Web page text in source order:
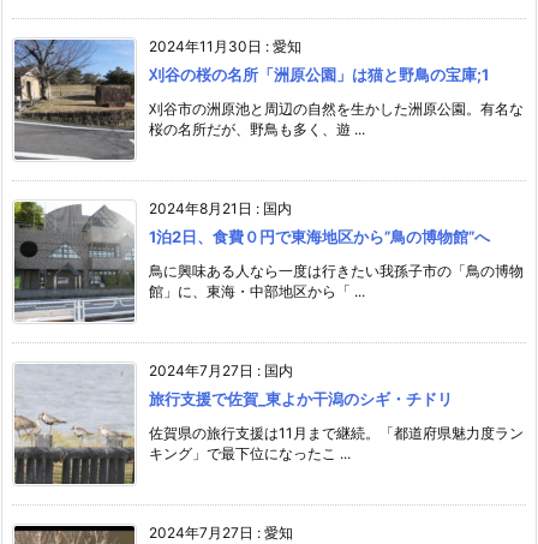
2024年11月30日 : 愛知
刈谷の桜の名所「洲原公園」は猫と野鳥の宝庫;1
刈谷市の洲原池と周辺の自然を生かした洲原公園。有名な
桜の名所だが、野鳥も多く、遊 ...
2024年8月21日 : 国内
1泊2日、食費０円で東海地区から”鳥の博物館”へ
鳥に興味ある人なら一度は行きたい我孫子市の「鳥の博物
館」に、東海・中部地区から「 ...
2024年7月27日 : 国内
旅行支援で佐賀_東よか干潟のシギ・チドリ
佐賀県の旅行支援は11月まで継続。「都道府県魅力度ラン
キング」で最下位になったこ ...
2024年7月27日 : 愛知